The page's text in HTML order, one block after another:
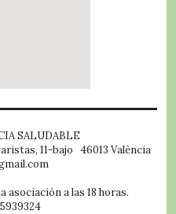
SALUDABLE
11-bajo 46013 València
asociación a las 18 horas.